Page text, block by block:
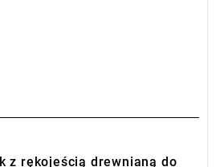
z rękojeścią drewnianą do